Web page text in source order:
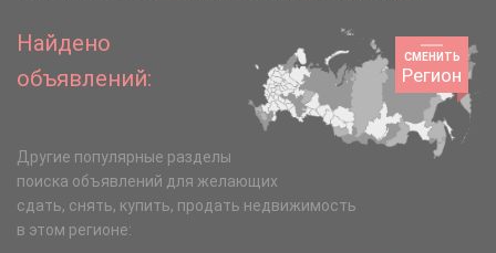
СМЕНИТЬ
Регион
Найдено
объявлений:
Другие популярные разделы
поиска объявлений для желающих
сдать, снять, купить, продать недвижимость
в этом регионе: